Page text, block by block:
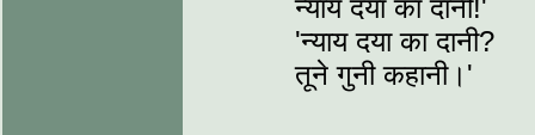
न्याय दया का दानी!'
'न्याय दया का दानी?
तूने गुनी कहानी।'